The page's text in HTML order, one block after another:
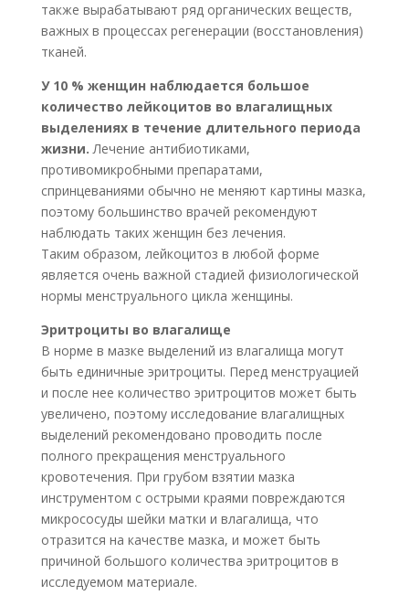
также вырабатывают ряд органических веществ,
важных в процессах регенерации (восстановления)
тканей.
У 10 % женщин наблюдается большое
количество лейкоцитов во влагалищных
выделениях в течение длительного периода
жизни.Лечение антибиотиками,
противомикробными препаратами,
спринцеваниями обычно не меняют картины мазка,
поэтому большинство врачей рекомендуют
наблюдать таких женщин без лечения.
Таким образом, лейкоцитоз в любой форме
является очень важной стадией физиологической
нормы менструального цикла женщины.
Эритроциты во влагалище
В норме в мазке выделений из влагалища могут
быть единичные эритроциты. Перед менструацией
и после нее количество эритроцитов может быть
увеличено, поэтому исследование влагалищных
выделений рекомендовано проводить после
полного прекращения менструального
кровотечения. При грубом взятии мазка
инструментом с острыми краями повреждаются
микрососуды шейки матки и влагалища, что
отразится на качестве мазка, и может быть
причиной большого количества эритроцитов в
исследуемом материале.